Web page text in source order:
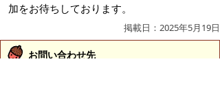
加をお待ちしております。
掲載日：2025年5月19日
お問い合わせ先